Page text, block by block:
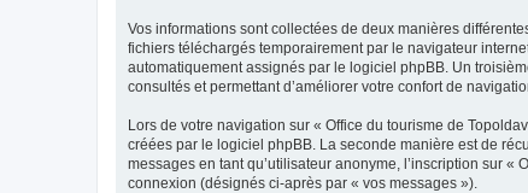
Vos informations sont collectées de deux manières
fichiers téléchargés temporairement par le navigateur
automatiquement assignés par le logiciel phpBB. Un
consultés et permettant d’améliorer votre confort de
Lors de votre navigation sur « Office du tourisme de
créées par le logiciel phpBB. La seconde manière est de
messages en tant qu’utilisateur anonyme, l’inscription sur
connexion (désignés ci-après par « vos messages »).